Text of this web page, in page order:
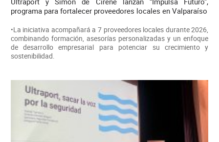
programa para fortalecer proveedores locales en Valparaíso
•La iniciativa acompañará a 7 proveedores locales durante 2026,
combinando formación, asesorías personalizadas y un enfoque
de desarrollo empresarial para potenciar su crecimiento y
sostenibilidad.